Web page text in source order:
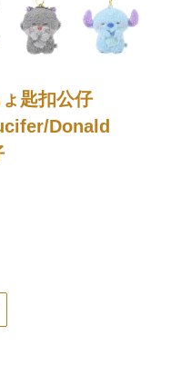
匙扣公仔
Donald